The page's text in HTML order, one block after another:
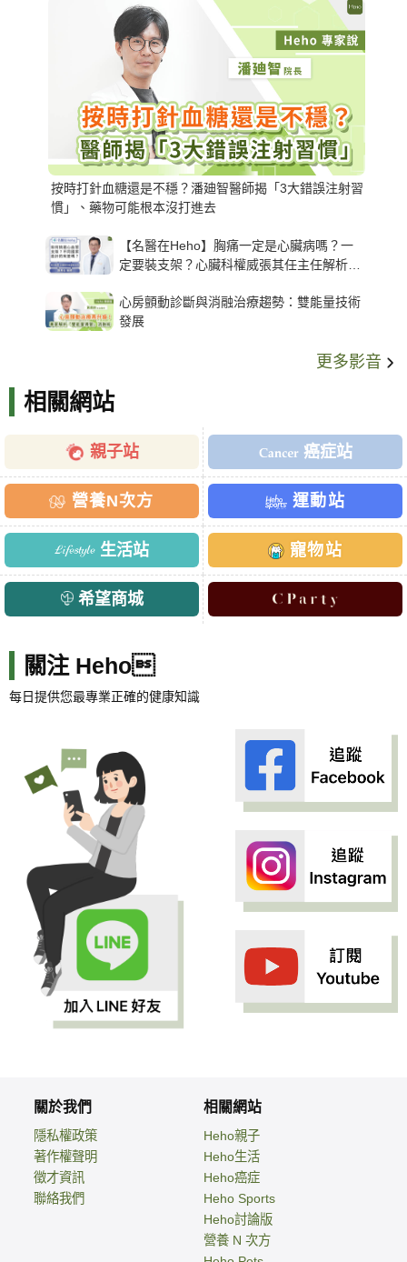
按時打針血糖還是不穩？潘廸智醫師揭「3大錯誤注射習
慣」、藥物可能根本沒打進去
【名醫在Heho】胸痛一定是心臟病嗎？一
定要裝支架？心臟科權威張其任主任解析支
心房顫動診斷與消融治療趨勢：雙能量技術
發展
更多影音
相關網站
親子站 癌症站
營養N次方 運動站
生活站 寵物站
希望商城
關注 Heho
每日提供您最專業正確的健康知識
關於我們
隱私權政策
著作權聲明
徵才資訊
聯絡我們
相關網站
Heho親子
Heho生活
Heho癌症
Heho Sports
Heho討論版
營養 N 次方